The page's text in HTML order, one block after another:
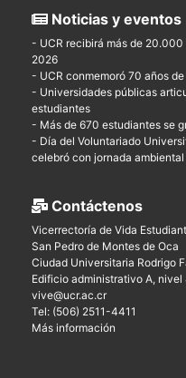
Noticias y eventos
- UCR recibirá más de
2026
- UCR conmemoró 70 años
- Universidades públicas
estudiantes
- Más de 670 estudiantes se
- Día del Voluntariado
celebró con jornada
Contáctenos
Vicerrectoría de Vida
San Pedro de Montes de Oca
Ciudad Universitaria Rodrigo
Edificio administrativo A, nivel
vive@ucr.ac.cr
Tel: (506) 2511-4411
Más información